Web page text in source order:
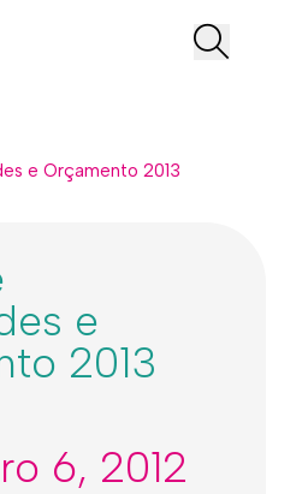
e Orçamento 2013
e
2013
6, 2012